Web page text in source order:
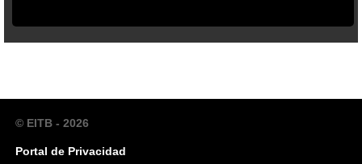
© EITB - 2026
Portal de Privacidad